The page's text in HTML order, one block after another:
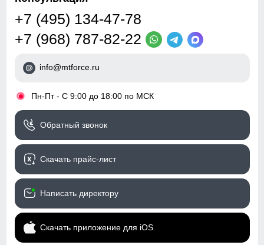
ВНИМАНИЕ!!! Товар который куплен с уценкой не
подлежит возврату и обмену.
Отсутствует олимпийка!
+7 (495) 134-47-78
+7 (968) 787-82-22
info@mtforce.ru
• Пн-Пт - С 9:00 до 18:00 по МСК
Обратный звонок
Скачать прайс-лист
Написать директору
Скачать приложение для iOS